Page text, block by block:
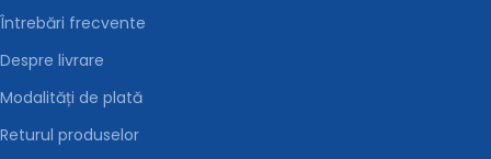
Întrebări frecvente
Despre livrare
Modalități de plată
Returul produselor